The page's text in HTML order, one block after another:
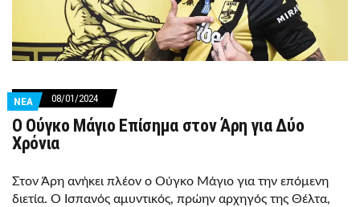
ΝΕΑ 08/01/2024
Ο Ούγκο Μάγιο Επίσημα στον Άρη για Δύο
Χρόνια
Στον Άρη ανήκει πλέον ο Ούγκο Μάγιο για την επόμενη
διετία. Ο Ισπανός αμυντικός, πρώην αρχηγός της Θέλτα,